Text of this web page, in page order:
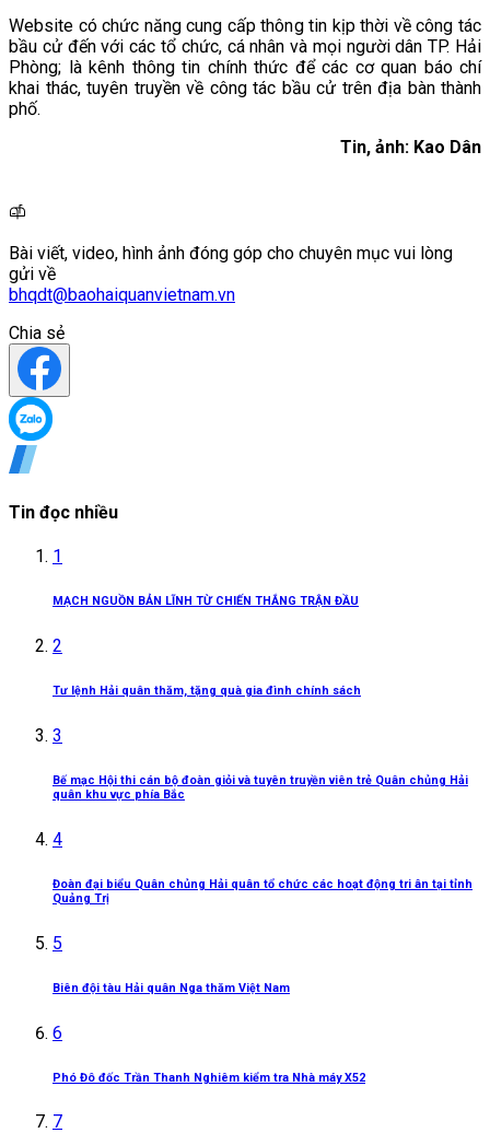
Website có chức năng cung cấp thông tin kịp thời về công tác
bầu cử đến với các tổ chức, cá nhân và mọi người dân TP. Hải
Phòng; là kênh thông tin chính thức để các cơ quan báo chí
khai thác, tuyên truyền về công tác bầu cử trên địa bàn thành
phố.
Tin, ảnh: Kao Dân
Bài viết, video, hình ảnh đóng góp cho chuyên mục vui lòng
gửi về
bhqdt@baohaiquanvietnam.vn
Chia sẻ
Tin đọc nhiều
1
MẠCH NGUỒN BẢN LĨNH TỪ CHIẾN THẮNG TRẬN ĐẦU
2
Tư lệnh Hải quân thăm, tặng quà gia đình chính sách
3
Bế mạc Hội thi cán bộ đoàn giỏi và tuyên truyền viên trẻ Quân chủng Hải
quân khu vực phía Bắc
4
Đoàn đại biểu Quân chủng Hải quân tổ chức các hoạt động tri ân tại tỉnh
Quảng Trị
5
Biên đội tàu Hải quân Nga thăm Việt Nam
6
Phó Đô đốc Trần Thanh Nghiêm kiểm tra Nhà máy X52
7